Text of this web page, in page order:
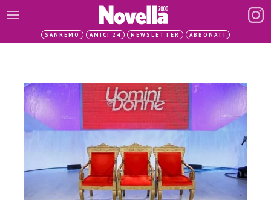
SANREMO AMICI 24 NEWSLETTER ABBONATI